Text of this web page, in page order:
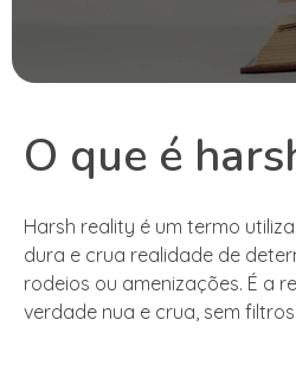
O que é
Harsh reality é um termo
dura e crua realidade de
rodeios ou amenizações. É a
verdade nua e crua, sem